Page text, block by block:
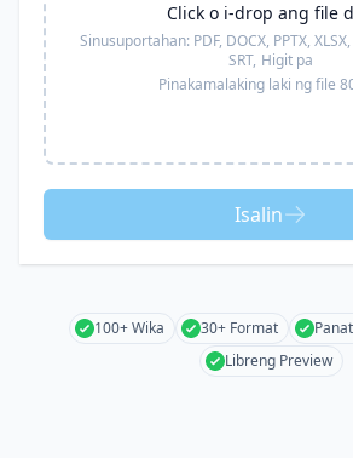
Click o i-drop ang file
Sinusuportahan: PDF, DOCX, PPTX,
SRT, Higit pa
Pinakamalaking laki ng file
Isalin
100+ Wika 30+ Format
Libreng Preview